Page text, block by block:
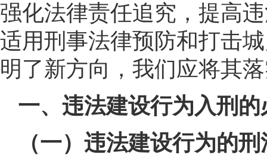
强化法律责任追究，提高
适用刑事法律预防和打击
明了新方向，我们应将其
一、违法建设行为入刑的
（一）违法建设行为的